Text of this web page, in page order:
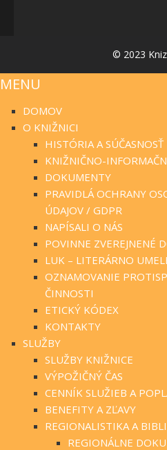
© 2023
MENU
DOMOV
O KNIŽNICI
HISTÓRIA A SÚČASNOSŤ
KNIŽNIČNO-
DOKUMENTY
PRAVIDLÁ OCHRANY
ÚDAJOV / GDPR
NAPÍSALI O NÁS
POVINNE ZVEREJNENÉ
LUK – LITERÁRNO
OZNAMOVANIE
ČINNOSTI
ETICKÝ KÓDEX
KONTAKTY
SLUŽBY
SLUŽBY KNIŽNICE
VÝPOŽIČNÝ ČAS
CENNÍK SLUŽIEB A
BENEFITY A ZĽAVY
REGIONALISTIKA A
REGIONÁLNE